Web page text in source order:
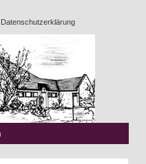
Datenschutzerklärung